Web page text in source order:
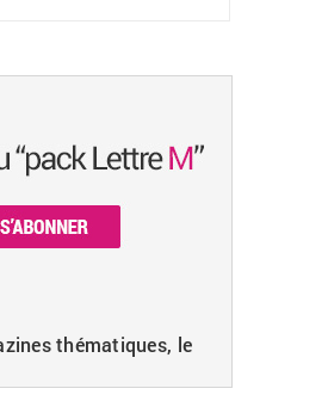
thématiques, le